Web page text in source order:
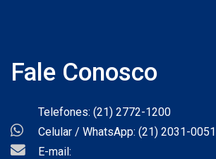
Fale Conosco
Telefones: (21) 2772-1200
Celular / WhatsApp: (21) 2031-0051
E-mail: